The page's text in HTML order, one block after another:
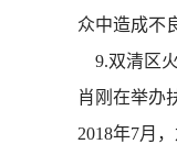
众中造成不
9.双清区
肖刚在举办
2018年7月